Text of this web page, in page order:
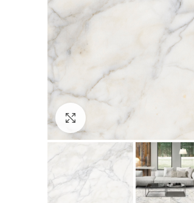
Clic para expandir